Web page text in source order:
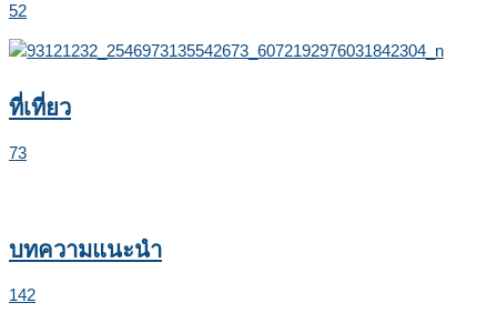
52
ที่เที่ยว
73
บทความแนะนำ
142